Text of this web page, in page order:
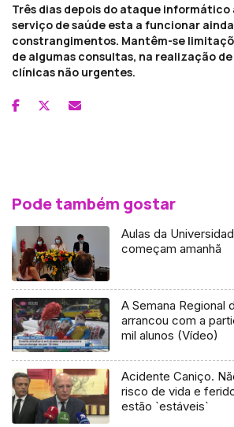
Três dias depois do ataque informático
serviço de saúde esta a funcionar
constrangimentos. Mantêm-se
de algumas consultas, na realização
clínicas não urgentes.
Pode também gostar
Aulas da
começam amanhã
A Semana Regional
arrancou com a
mil alunos (Vídeo)
Acidente Caniço.
risco de vida e
estão `estáveis`